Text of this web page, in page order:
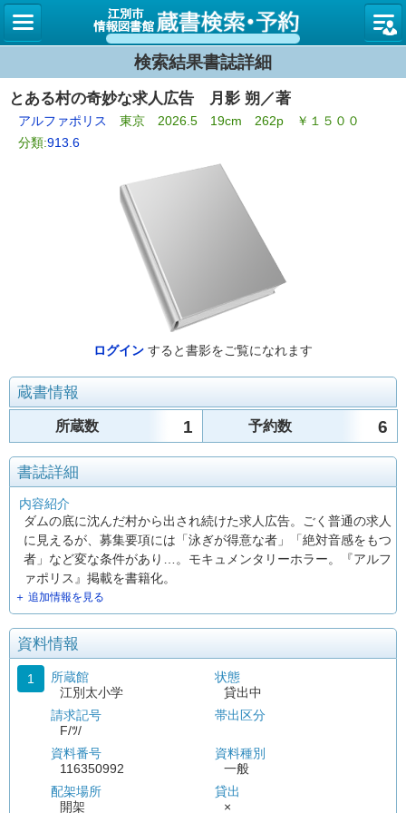
図書館
検索結果書誌詳細
とある村の奇妙な求人広告 月影 朔／著
アルファポリス
東京 2026.5 19cm 262p ￥１５００
分類:913.6
ログイン すると書影をご覧になれます
蔵書情報
所蔵数 1 予約数 6
書誌詳細
内容紹介
ダムの底に沈んだ村から出され続けた求人広告。ごく普通の求人
に見えるが、募集要項には「泳ぎが得意な者」「絶対音感をもつ
者」など変な条件があり…。モキュメンタリーホラー。『アルフ
ァポリス』掲載を書籍化。
＋ 追加情報を見る
資料情報
1
所蔵館
江別太小学
請求記号
F/ﾂ/
資料番号
116350992
配架場所
開架
状態
貸出中
帯出区分
資料種別
一般
貸出
×